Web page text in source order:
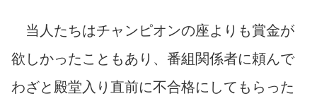
当人たちはチャンピオンの座よりも賞金が
欲しかったこともあり、番組関係者に頼んで
わざと殿堂入り直前に不合格にしてもらった